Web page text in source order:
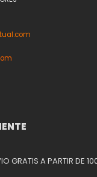
GRATIS A PARTIR DE